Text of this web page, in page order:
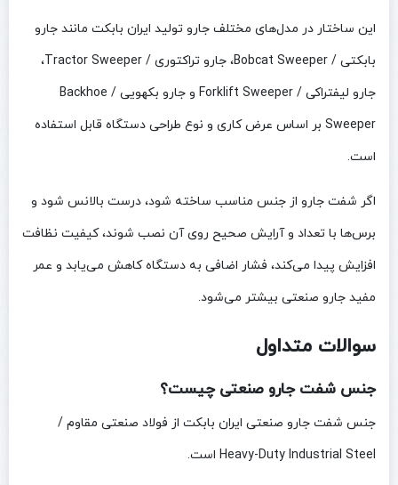
این ساختار در مدل‌های مختلف جارو تولید ایران بابکت مانند جارو
بابکتی / Bobcat Sweeper، جارو تراکتوری / Tractor Sweeper،
جارو لیفتراکی / Forklift Sweeper و جارو بکهویی / Backhoe
Sweeper بر اساس عرض کاری و نوع طراحی دستگاه قابل استفاده
است.
اگر شفت جارو از جنس مناسب ساخته شود، درست بالانس شود و
برس‌ها با تعداد و آرایش صحیح روی آن نصب شوند، کیفیت نظافت
افزایش پیدا می‌کند، فشار اضافی به دستگاه کاهش می‌یابد و عمر
مفید جارو صنعتی بیشتر می‌شود.
سوالات متداول
جنس شفت جارو صنعتی چیست؟
جنس شفت جارو صنعتی ایران بابکت از فولاد صنعتی مقاوم /
Heavy-Duty Industrial Steel است.